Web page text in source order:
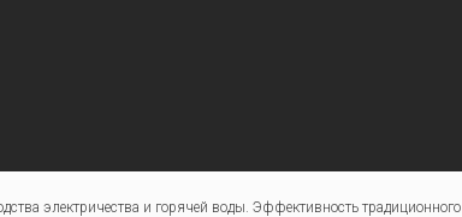
электричества и горячей воды. Эффективность традиционного